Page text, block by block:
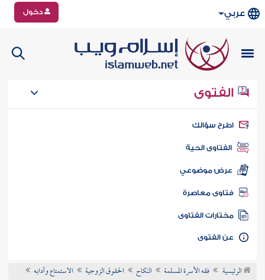
عربي دخول
الفتوى
سؤالك
الفتاوى الحية
عرض موضوعي
فتاوى معاصرة
مختارات الفتاوى
الفتوى
الرئيسية فقه الأسرة المسلمة النكاح الحقوق الزوجية الاستمتاع وآدابه